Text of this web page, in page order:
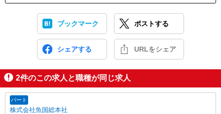
ブックマーク ポストする
シェアする URLをシェア
2件のこの求人と職種が同じ求人
パート
株式会社魚国総本社